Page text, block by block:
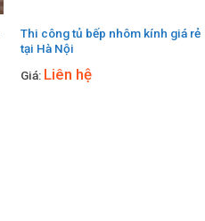
Thi công tủ bếp nhôm kính giá rẻ
tại Hà Nội
Giá: Liên hệ